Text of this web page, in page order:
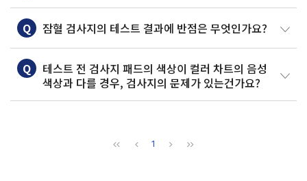
Q 잠혈 검사지의 테스트 결과에 반점은 무엇인가요?
Q
테스트 전 검사지 패드의 색상이 컬러 차트의 음성
색상과 다를 경우, 검사지의 문제가 있는건가요?
1